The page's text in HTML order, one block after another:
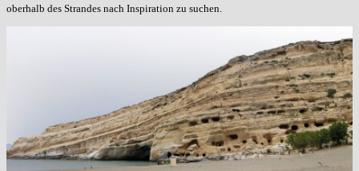
oberhalb des Strandes nach Inspiration zu suchen.